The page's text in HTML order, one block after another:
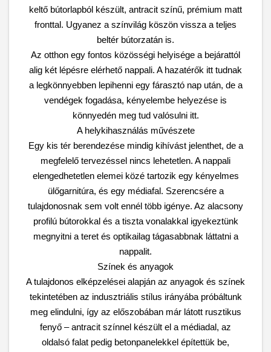
keltő bútorlapból készült, antracit színű, prémium matt
fronttal. Ugyanez a színvilág köszön vissza a teljes
beltér bútorzatán is.
Az otthon egy fontos közösségi helyisége a bejárattól
alig két lépésre elérhető nappali. A hazatérők itt tudnak
a legkönnyebben lepihenni egy fárasztó nap után, de a
vendégek fogadása, kényelembe helyezése is
könnyedén meg tud valósulni itt.
A helykihasználás művészete
Egy kis tér berendezése mindig kihívást jelenthet, de a
megfelelő tervezéssel nincs lehetetlen. A nappali
elengedhetetlen elemei közé tartozik egy kényelmes
ülőgarnitúra, és egy médiafal. Szerencsére a
tulajdonosnak sem volt ennél több igénye. Az alacsony
profilú bútorokkal és a tiszta vonalakkal igyekeztünk
megnyitni a teret és optikailag tágasabbnak láttatni a
nappalit.
Színek és anyagok
A tulajdonos elképzelései alapján az anyagok és színek
tekintetében az indusztriális stílus irányába próbáltunk
meg elindulni, így az előszobában már látott rusztikus
fenyő – antracit színnel készült el a médiadal, az
oldalsó falat pedig betonpanelekkel építettük be,